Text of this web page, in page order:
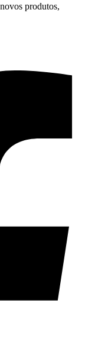
produtos,